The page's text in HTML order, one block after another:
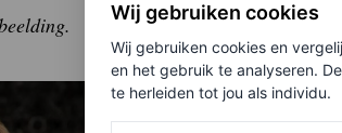
Wij gebruiken cookies
Wij gebruiken cookies en
en het gebruik te analyseren.
te herleiden tot jou als individu.